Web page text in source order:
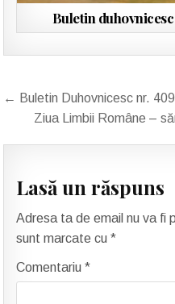
Buletin
Navigare
articole
← Buletin Duhovnicesc nr.
Ziua Limbii Române –
Lasă un răspuns
Adresa ta de email nu va fi
sunt marcate cu*
Comentariu*